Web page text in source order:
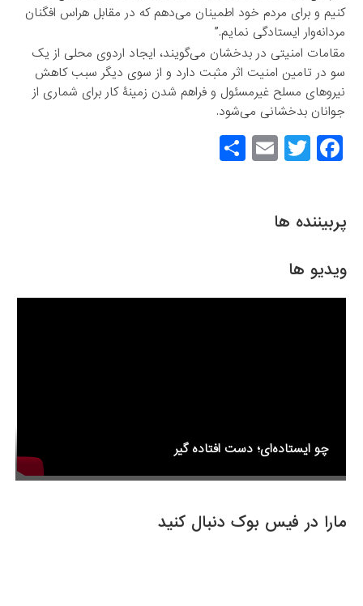
پربیننده ها
ویدیو ها
چو ایستاده‌ای؛ دست افتاده گیر
مارا در فیس بوک دنبال کنید
کنیم و برای مردم خود اطمینان می‌دهم که در مقابل هراس افگنان
مردانه‌وار ایستادگی نمایم.”
مقامات امنیتی در بدخشان می‌گویند، ایجاد اردوی محلی از یک
سو در تامین امنیت اثر مثبت دارد و از سوی دیگر سبب کاهش
نیروهای مسلح غیرمسئول و فراهم شدن زمینۀ کار برای شماری از
جوانان بدخشانی می‌شود.
F
a
e
o
o
T
wi
er
E
m